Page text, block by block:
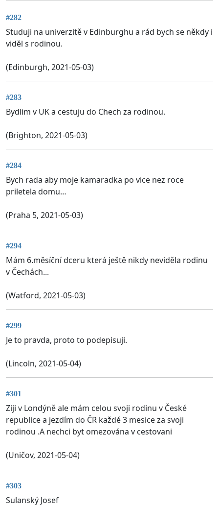
#282
Studuji na univerzitě v Edinburghu a rád bych se někdy i
viděl s rodinou.
(Edinburgh, 2021-05-03)
#283
Bydlim v UK a cestuju do Chech za rodinou.
(Brighton, 2021-05-03)
#284
Bych rada aby moje kamaradka po vice nez roce
priletela domu…
(Praha 5, 2021-05-03)
#294
Mám 6.měsíční dceru která ještě nikdy neviděla rodinu
v Čechách...
(Watford, 2021-05-03)
#299
Je to pravda, proto to podepisuji.
(Lincoln, 2021-05-04)
#301
Ziji v Londýně ale mám celou svoji rodinu v České
republice a jezdím do ČR každé 3 mesice za svoji
rodinou .A nechci byt omezována v cestovani
(Uničov, 2021-05-04)
#303
Sulanský Josef